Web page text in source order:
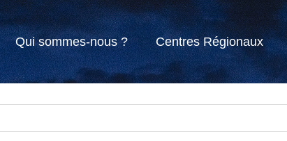
Qui sommes-nous ? Centres Régionaux